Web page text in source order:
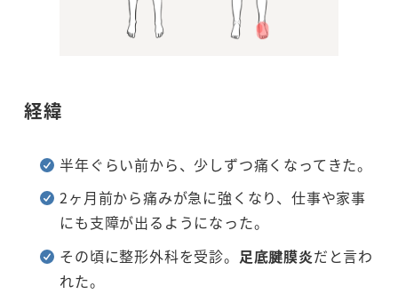
経緯
半年ぐらい前から、少しずつ痛くなってきた。
2ヶ月前から痛みが急に強くなり、仕事や家事
にも支障が出るようになった。
その頃に整形外科を受診。 足底腱膜炎だと言わ
れた。